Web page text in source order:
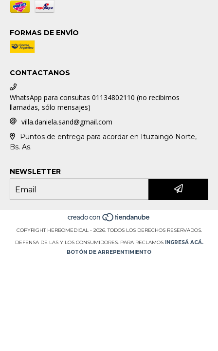
FORMAS DE ENVÍO
CONTACTANOS
WhatsApp para consultas 01134802110 (no recibimos
llamadas, sólo mensajes)
villa.daniela.sand@gmail.com
Puntos de entrega para acordar en Ituzaingó Norte,
Bs. As.
NEWSLETTER
COPYRIGHT HERBOMEDICAL - 2026. TODOS LOS DERECHOS RESERVADOS.
DEFENSA DE LAS Y LOS CONSUMIDORES. PARA RECLAMOS INGRESÁ ACÁ.
BOTÓN DE ARREPENTIMIENTO